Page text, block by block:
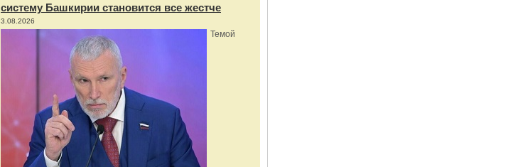
систему Башкирии становится все жестче
3.08.2026
Темой